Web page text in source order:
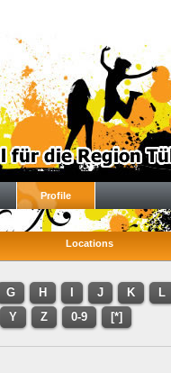
Profile
Locations
G H J K
L
Y Z 0-9 [*]